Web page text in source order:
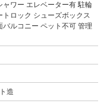
ャワー エレベーター有 駐輪
トロック シューズボックス
バルコニー ペット不可 管理
造